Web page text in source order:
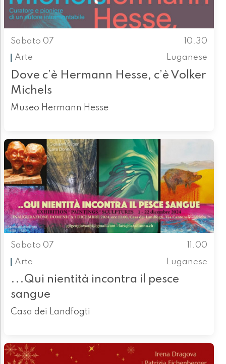
Sabato 07
10.30
Arte
Luganese
Dove c’è Hermann Hesse, c’è Volker
Michels
Museo Hermann Hesse
Sabato 07
11.00
Arte
Luganese
...Qui nientità incontra il pesce
sangue
Casa dei Landfogti